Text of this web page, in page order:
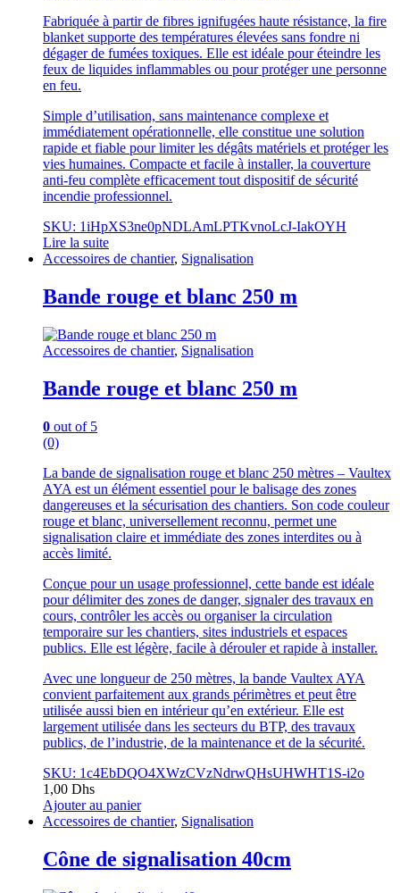
Fabriquée à partir de fibres ignifugées haute résistance, la fire
blanket supporte des températures élevées sans fondre ni
dégager de fumées toxiques. Elle est idéale pour éteindre les
feux de liquides inflammables ou pour protéger une personne
en feu.
Simple d’utilisation, sans maintenance complexe et
immédiatement opérationnelle, elle constitue une solution
rapide et fiable pour limiter les dégâts matériels et protéger les
vies humaines. Compacte et facile à installer, la couverture
anti-feu complète efficacement tout dispositif de sécurité
incendie professionnel.
SKU: 1iHpXS3ne0pNDLAmLPTKvnoLcJ-IakOYH
Lire la suite
Accessoires de chantier, Signalisation
Bande rouge et blanc 250 m
Accessoires de chantier, Signalisation
Bande rouge et blanc 250 m
0 out of 5
(0)
La bande de signalisation rouge et blanc 250 mètres – Vaultex
AYA est un élément essentiel pour le balisage des zones
dangereuses et la sécurisation des chantiers. Son code couleur
rouge et blanc, universellement reconnu, permet une
signalisation claire et immédiate des zones interdites ou à
accès limité.
Conçue pour un usage professionnel, cette bande est idéale
pour délimiter des zones de danger, signaler des travaux en
cours, contrôler les accès ou organiser la circulation
temporaire sur les chantiers, sites industriels et espaces
publics. Elle est légère, facile à dérouler et rapide à installer.
Avec une longueur de 250 mètres, la bande Vaultex AYA
convient parfaitement aux grands périmètres et peut être
utilisée aussi bien en intérieur qu’en extérieur. Elle est
largement utilisée dans les secteurs du BTP, des travaux
publics, de l’industrie, de la maintenance et de la sécurité.
SKU: 1c4EbDQO4XWzCVzNdrwQHsUHWHT1S-i2o
1,00 Dhs
Ajouter au panier
Accessoires de chantier, Signalisation
Cône de signalisation 40cm